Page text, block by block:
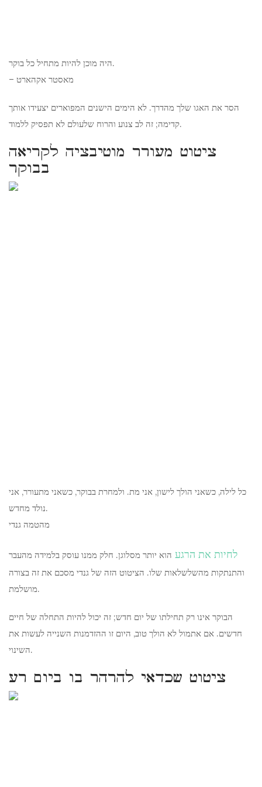
היה מוכן להיות מתחיל כל בוקר.
– מאסטר אקהארט
הסר את האגו שלך מהדרך. לא הימים הישנים המפוארים יצעידו אותך
קדימה; זה לב צנוע והרוח שלעולם לא תפסיק ללמוד.
ציטוט מעורר מוטיבציה לקריאה
בבוקר
כל לילה, כשאני הולך לישון, אני מת. ולמחרת בבוקר, כשאני מתעורר, אני
נולד מחדש.
מהטמה גנדי
לחיות את הרגע הוא יותר מסלוגן. חלק ממנו עוסק בלמידה מהעבר
והתנתקות מהשלשלאות שלו. הציטוט הזה של גנדי מסכם את זה בצורה
מושלמת.
הבוקר אינו רק תחילתו של יום חדש; זה יכול להיות התחלה של חיים
חדשים. אם אתמול לא הולך טוב, היום זו ההזדמנות השנייה לעשות את
השינוי.
ציטוט שכדאי להרהר בו ביום רע